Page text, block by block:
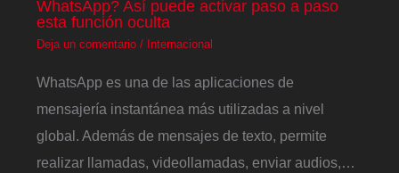
WhatsApp? Así puede activar paso a paso
esta función oculta
Deja un comentario / Internacional
WhatsApp es una de las aplicaciones de
mensajería instantánea más utilizadas a nivel
global. Además de mensajes de texto, permite
realizar llamadas, videollamadas, enviar audios,…